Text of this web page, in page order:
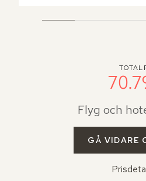
Flyg och
GÅ VIDARE